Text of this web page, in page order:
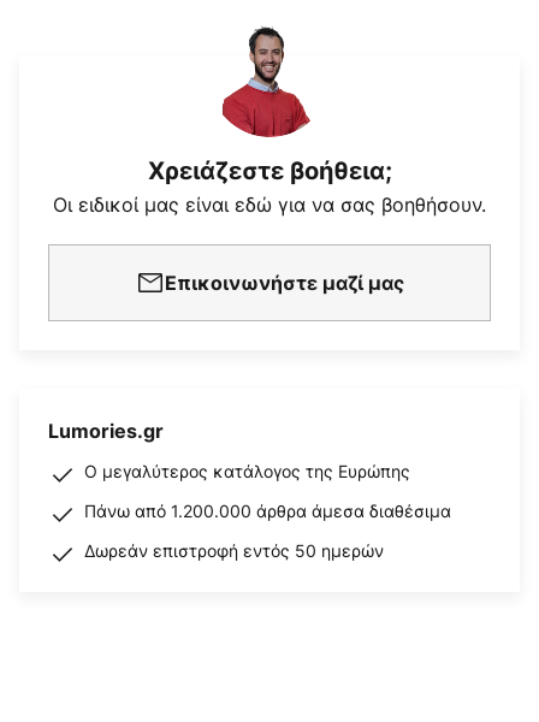
Χρειάζεστε βοήθεια;
Οι ειδικοί μας είναι εδώ για να σας βοηθήσουν.
Επικοινωνήστε μαζί μας
Lumories.gr
Ο μεγαλύτερος κατάλογος της Ευρώπης
Πάνω από 1.200.000 άρθρα άμεσα διαθέσιμα
Δωρεάν επιστροφή εντός 50 ημερών